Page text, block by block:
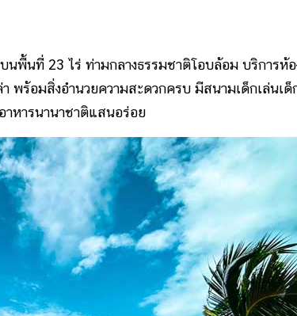
นที่ 23 ไร่ ท่ามกลางธรรมชาติโอบล้อม บริการห้อ
พร้อมสิ่งอำนวยความสะดวกครบ มีสนามเด็กเล่นเ
าหารนานาชาติแสนอร่อย